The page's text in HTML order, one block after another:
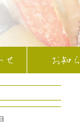
せ お知